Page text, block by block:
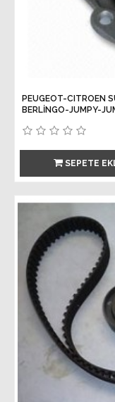
PEUGEOT-CITROEN
BERLİNGO-JUMPY-
SEPETE